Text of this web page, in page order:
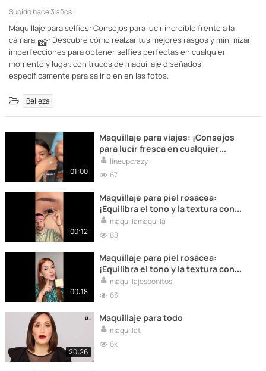
Subidohace 3 años ·
Maquillaje para selfies: Consejos para lucir increíble frente a la
cámara 📸: Descubre cómo realzar tus mejores rasgos y minimizar
imperfecciones para obtener selfies perfectas en cualquier
momento y lugar, con trucos de maquillaje diseñados
específicamente para salir bien en las fotos.
Belleza
01:00
Maquillaje para viajes: ¡Consejos
para lucir fresca en cualquier
destino!
lineupcrazy
67
00:12
Maquillaje para piel rosácea:
¡Equilibra el tono y la textura con
estos consejos!
maquillamaquilla
68
00:18
Maquillaje para piel rosácea:
¡Equilibra el tono y la textura con
estos consejos!
maquillajesbonitos
63
20:26
Maquillaje para todo
maquillat
6k